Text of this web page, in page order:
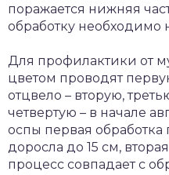
поражается нижняя
обработку необходимо
Для профилактики от
цветом проводят
отцвело – вторую,
четвертую – в начале
оспы первая обработка
доросла до 15 см,
процесс совпадает с